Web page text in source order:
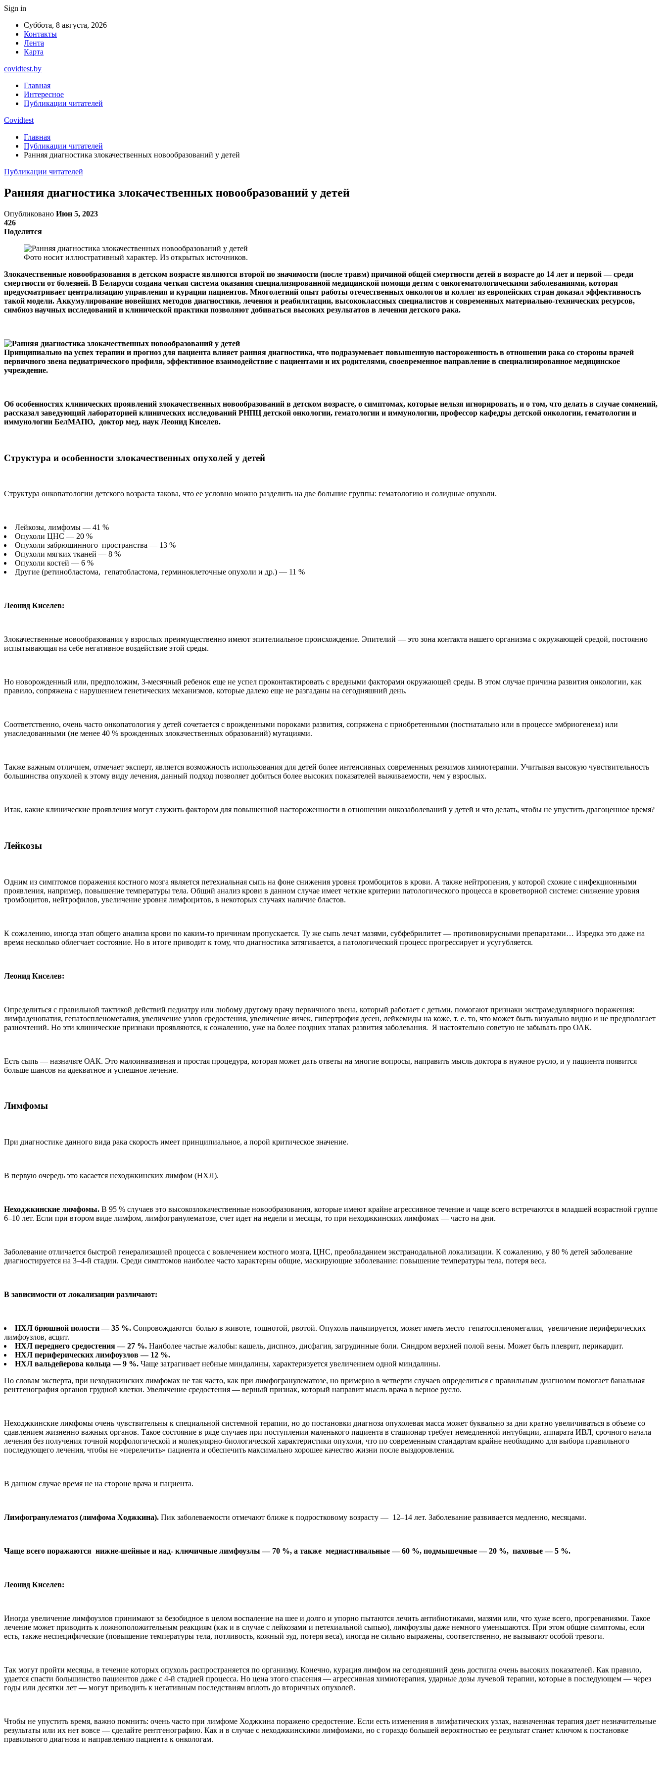
Sign in
Суббота, 8 августа, 2026
Контакты
Лента
Карта
covidtest.by
Главная
Интересное
Публикации читателей
Covidtest
Главная
Публикации читателей
Ранняя диагностика злокачественных новообразований у детей
Публикации читателей
Ранняя диагностика злокачественных новообразований у детей
Опубликовано Июн 5, 2023
426
Поделится
Фото носит иллюстративный характер. Из открытых источников.
Злокачественные новообразования в детском возрасте являются второй по значимости (после травм) причиной общей смертности детей в возрасте до 14 лет и первой — среди
смертности от болезней. В Беларуси создана четкая система оказания специализированной медицинской помощи детям с онкогематологическими заболеваниями, которая
предусматривает централизацию управления и курации пациентов. Многолетний опыт работы отечественных онкологов и коллег из европейских стран доказал эффективность
такой модели. Аккумулирование новейших методов диагностики, лечения и реабилитации, высококлассных специалистов и современных материально-технических ресурсов,
симбиоз научных исследований и клинической практики позволяют добиваться высоких результатов в лечении детского рака.
Принципиально на успех терапии и прогноз для пациента влияет ранняя диагностика, что подразумевает повышенную настороженность в отношении рака со стороны врачей
первичного звена педиатрического профиля, эффективное взаимодействие с пациентами и их родителями, своевременное направление в специализированное медицинское
учреждение.
Об особенностях клинических проявлений злокачественных новообразований в детском возрасте, о симптомах, которые нельзя игнорировать, и о том, что делать в случае сомнений,
рассказал заведующий лабораторией клинических исследований РНПЦ детской онкологии, гематологии и иммунологии, профессор кафедры детской онкологии, гематологии и
иммунологии БелМАПО, доктор мед. наук Леонид Киселев.
Структура и особенности злокачественных опухолей у детей
Структура онкопатологии детского возраста такова, что ее условно можно разделить на две большие группы: гематологию и солидные опухоли.
Лейкозы, лимфомы — 41 %
Опухоли ЦНС — 20 %
Опухоли забрюшинного пространства — 13 %
Опухоли мягких тканей — 8 %
Опухоли костей — 6 %
Другие (ретинобластома, гепатобластома, герминоклеточные опухоли и др.) — 11 %
Леонид Киселев:
Злокачественные новообразования у взрослых преимущественно имеют эпителиальное происхождение. Эпителий — это зона контакта нашего организма с окружающей средой, постоянно
испытывающая на себе негативное воздействие этой среды.
Но новорожденный или, предположим, 3-месячный ребенок еще не успел проконтактировать с вредными факторами окружающей среды. В этом случае причина развития онкологии, как
правило, сопряжена с нарушением генетических механизмов, которые далеко еще не разгаданы на сегодняшний день.
Соответственно, очень часто онкопатология у детей сочетается с врожденными пороками развития, сопряжена с приобретенными (постнатально или в процессе эмбриогенеза) или
унаследованными (не менее 40 % врожденных злокачественных образований) мутациями.
Также важным отличием, отмечает эксперт, является возможность использования для детей более интенсивных современных режимов химиотерапии. Учитывая высокую чувствительность
большинства опухолей к этому виду лечения, данный подход позволяет добиться более высоких показателей выживаемости, чем у взрослых.
Итак, какие клинические проявления могут служить фактором для повышенной настороженности в отношении онкозаболеваний у детей и что делать, чтобы не упустить драгоценное время?
Лейкозы
Одним из симптомов поражения костного мозга является петехиальная сыпь на фоне снижения уровня тромбоцитов в крови. А также нейтропения, у которой схожие с инфекционными
проявления, например, повышение температуры тела. Общий анализ крови в данном случае имеет четкие критерии патологического процесса в кроветворной системе: снижение уровня
тромбоцитов, нейтрофилов, увеличение уровня лимфоцитов, в некоторых случаях наличие бластов.
К сожалению, иногда этап общего анализа крови по каким-то причинам пропускается. Ту же сыпь лечат мазями, субфебрилитет — противовирусными препаратами… Изредка это даже на
время несколько облегчает состояние. Но в итоге приводит к тому, что диагностика затягивается, а патологический процесс прогрессирует и усугубляется.
Леонид Киселев:
Определиться с правильной тактикой действий педиатру или любому другому врачу первичного звена, который работает с детьми, помогают признаки экстрамедуллярного поражения:
лимфаденопатия, гепатоспленомегалия, увеличение узлов средостения, увеличение яичек, гипертрофия десен, лейкемиды на коже, т. е. то, что может быть визуально видно и не предполагает
разночтений. Но эти клинические признаки проявляются, к сожалению, уже на более поздних этапах развития заболевания. Я настоятельно советую не забывать про ОАК.
Есть сыпь — назначьте ОАК. Это малоинвазивная и простая процедура, которая может дать ответы на многие вопросы, направить мысль доктора в нужное русло, и у пациента появится
больше шансов на адекватное и успешное лечение.
Лимфомы
При диагностике данного вида рака скорость имеет принципиальное, а порой критическое значение.
В первую очередь это касается неходжкинских лимфом (НХЛ).
Неходжкинские лимфомы. В 95 % случаев это высокозлокачественные новообразования, которые имеют крайне агрессивное течение и чаще всего встречаются в младшей возрастной группе
6–10 лет. Если при втором виде лимфом, лимфогранулематозе, счет идет на недели и месяцы, то при неходжкинских лимфомах — часто на дни.
Заболевание отличается быстрой генерализацией процесса с вовлечением костного мозга, ЦНС, преобладанием экстранодальной локализации. К сожалению, у 80 % детей заболевание
диагностируется на 3–4-й стадии. Среди симптомов наиболее часто характерны общие, маскирующие заболевание: повышение температуры тела, потеря веса.
В зависимости от локализации различают:
НХЛ брюшной полости — 35 %. Сопровождаются болью в животе, тошнотой, рвотой. Опухоль пальпируется, может иметь место гепатоспленомегалия, увеличение периферических
лимфоузлов, асцит.
НХЛ переднего средостения — 27 %. Наиболее частые жалобы: кашель, диспноэ, дисфагия, загрудинные боли. Синдром верхней полой вены. Может быть плеврит, перикардит.
НХЛ периферических лимфоузлов — 12 %.
НХЛ вальдейерова кольца — 9 %. Чаще затрагивает небные миндалины, характеризуется увеличением одной миндалины.
По словам эксперта, при неходжкинских лимфомах не так часто, как при лимфогранулематозе, но примерно в четверти случаев определиться с правильным диагнозом помогает банальная
рентгенография органов грудной клетки. Увеличение средостения — верный признак, который направит мысль врача в верное русло.
Неходжкинские лимфомы очень чувствительны к специальной системной терапии, но до постановки диагноза опухолевая масса может буквально за дни кратно увеличиваться в объеме со
сдавлением жизненно важных органов. Такое состояние в ряде случаев при поступлении маленького пациента в стационар требует немедленной интубации, аппарата ИВЛ, срочного начала
лечения без получения точной морфологической и молекулярно-биологической характеристики опухоли, что по современным стандартам крайне необходимо для выбора правильного
последующего лечения, чтобы не «перелечить» пациента и обеспечить максимально хорошее качество жизни после выздоровления.
В данном случае время не на стороне врача и пациента.
Лимфогранулематоз (лимфома Ходжкина). Пик заболеваемости отмечают ближе к подростковому возрасту — 12–14 лет. Заболевание развивается медленно, месяцами.
Чаще всего поражаются нижне-шейные и над- ключичные лимфоузлы — 70 %, а также медиастинальные — 60 %, подмышечные — 20 %, паховые — 5 %.
Леонид Киселев:
Иногда увеличение лимфоузлов принимают за безобидное в целом воспаление на шее и долго и упорно пытаются лечить антибиотиками, мазями или, что хуже всего, прогреваниями. Такое
лечение может приводить к ложноположительным реакциям (как и в случае с лейкозами и петехиальной сыпью), лимфоузлы даже немного уменьшаются. При этом общие симптомы, если
есть, также неспецифические (повышение температуры тела, потливость, кожный зуд, потеря веса), иногда не сильно выражены, соответственно, не вызывают особой тревоги.
Так могут пройти месяцы, в течение которых опухоль распространяется по организму. Конечно, курация лимфом на сегодняшний день достигла очень высоких показателей. Как правило,
удается спасти большинство пациентов даже с 4-й стадией процесса. Но цена этого спасения — агрессивная химиотерапия, ударные дозы лучевой терапии, которые в последующем — через
годы или десятки лет — могут приводить к негативным последствиям вплоть до вторичных опухолей.
Чтобы не упустить время, важно помнить: очень часто при лимфоме Ходжкина поражено средостение. Если есть изменения в лимфатических узлах, назначенная терапия дает незначительные
результаты или их нет вовсе — сделайте рентгенографию. Как и в случае с неходжкинскими лимфомами, но с гораздо большей вероятностью ее результат станет ключом к постановке
правильного диагноза и направлению пациента к онкологам.